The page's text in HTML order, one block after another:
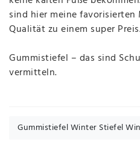
sind hier meine favorisierten
Qualität zu einem super
Gummistiefel – das sind
vermitteln.
Gummistiefel Winter Stiefel